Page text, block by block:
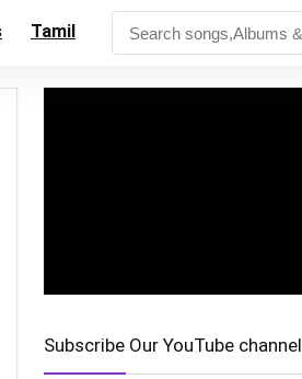
Tamil
Subscribe Our YouTube channel